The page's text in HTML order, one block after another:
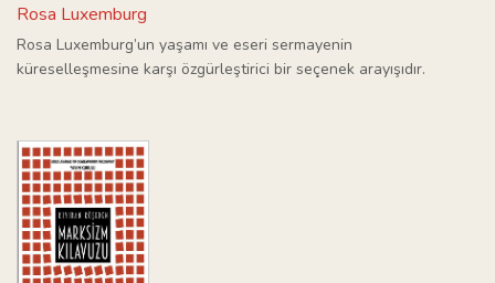
Rosa Luxemburg
Rosa Luxemburg’un yaşamı ve eseri sermayenin
küreselleşmesine karşı özgürleştirici bir seçenek arayışıdır.